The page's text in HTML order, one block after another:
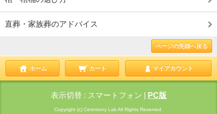
直葬・家族葬のアドバイス
ページの先頭へ戻る
ホーム カート マイアカウント
表示切替 : スマートフォン PC版
Copyright (c) Ceremony Lab All Rights Reserved.